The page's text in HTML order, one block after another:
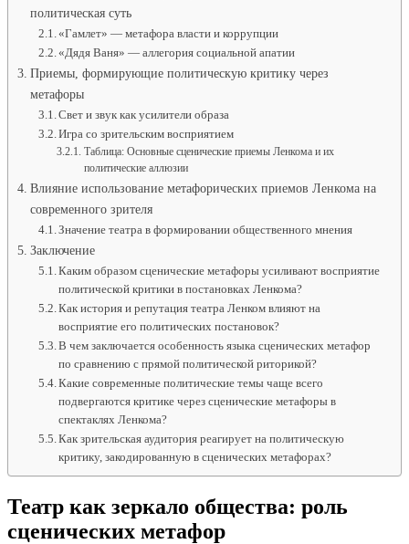
политическая суть
«Гамлет» — метафора власти и коррупции
«Дядя Ваня» — аллегория социальной апатии
Приемы, формирующие политическую критику через
метафоры
Свет и звук как усилители образа
Игра со зрительским восприятием
Таблица: Основные сценические приемы Ленкома и их
политические аллюзии
Влияние использование метафорических приемов Ленкома на
современного зрителя
Значение театра в формировании общественного мнения
Заключение
Каким образом сценические метафоры усиливают восприятие
политической критики в постановках Ленкома?
Как история и репутация театра Ленком влияют на
восприятие его политических постановок?
В чем заключается особенность языка сценических метафор
по сравнению с прямой политической риторикой?
Какие современные политические темы чаще всего
подвергаются критике через сценические метафоры в
спектаклях Ленкома?
Как зрительская аудитория реагирует на политическую
критику, закодированную в сценических метафорах?
Театр как зеркало общества: роль
сценических метафор